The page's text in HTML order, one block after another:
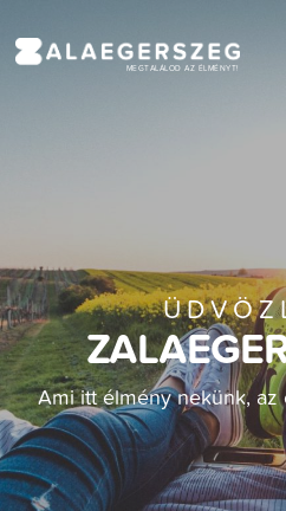
MEGTALÁLOD AZ ÉLMÉNYT!
Ami itt élmény nekünk, az